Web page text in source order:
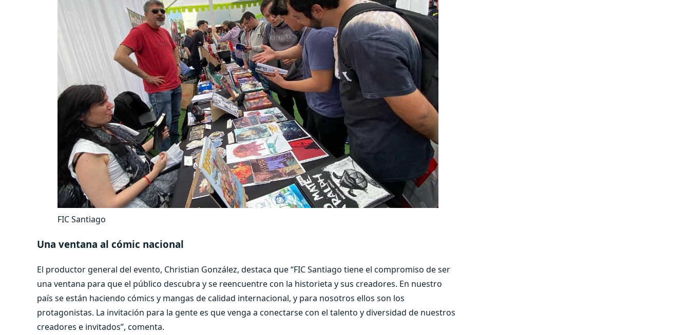
FIC Santiago
Una ventana al cómic nacional
El productor general del evento, Christian González, destaca que “FIC Santiago tiene el compromiso de ser
una ventana para que el público descubra y se reencuentre con la historieta y sus creadores. En nuestro
país se están haciendo cómics y mangas de calidad internacional, y para nosotros ellos son los
protagonistas. La invitación para la gente es que venga a conectarse con el talento y diversidad de nuestros
creadores e invitados”, comenta.